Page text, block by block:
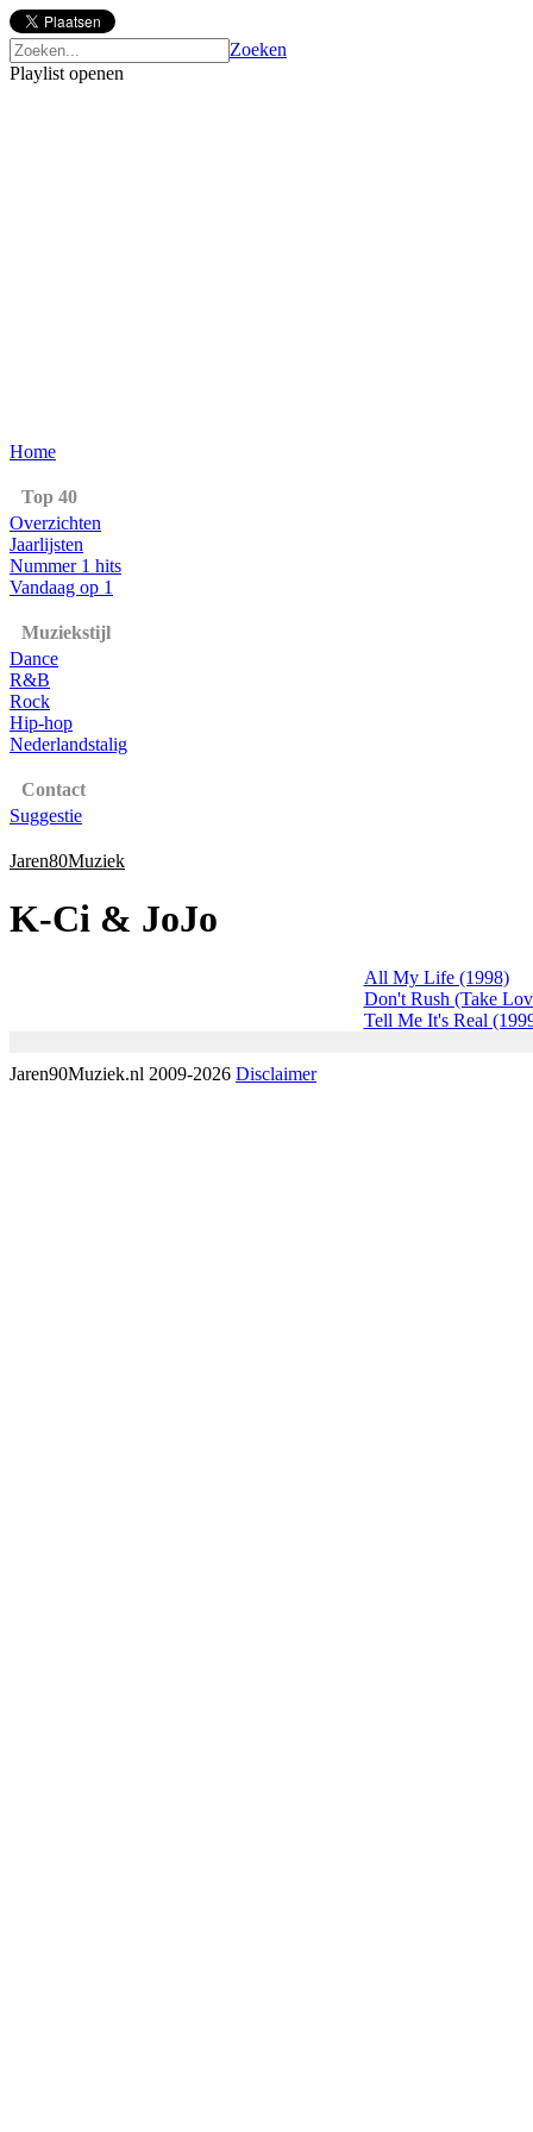
Zoeken
Playlist openen
Home
Top 40
Overzichten
Jaarlijsten
Nummer 1 hits
Vandaag op 1
Muziekstijl
Dance
R&B
Rock
Hip-hop
Nederlandstalig
Contact
Suggestie
Jaren80Muziek
K-Ci & JoJo
All My Life (1998)
Don't Rush (Take
Tell Me It's Real
Jaren90Muziek.nl 2009-2026 Disclaimer